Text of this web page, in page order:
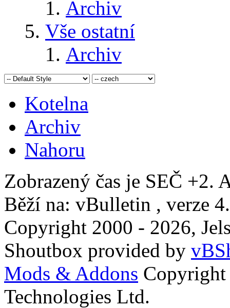
Archiv
Vše ostatní
Archiv
Kotelna
Archiv
Nahoru
Zobrazený čas je SEČ +2.
Běží na: vBulletin , verze
Copyright 2000 - 2026,
Shoutbox provided by
Mods & Addons
Technologies Ltd.